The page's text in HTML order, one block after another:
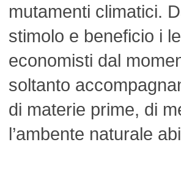
mutamenti climatici.
stimolo e beneficio i
economisti dal
soltanto
di materie prime, di
l’ambente naturale